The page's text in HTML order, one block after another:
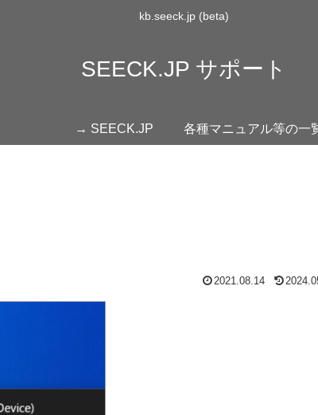
kb.seeck.jp (beta)
SEECK.JP サポート
→ SEECK.JP 各種マニュアル等の一
2021.08.14